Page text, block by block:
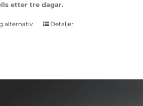
etter tre dagar.
alternativ
Dette
kan
Detaljer